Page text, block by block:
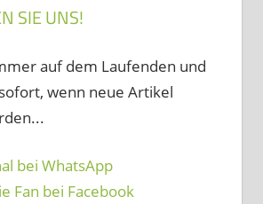
SIE UNS!
auf dem Laufenden und
wenn neue Artikel
bei WhatsApp
Fan bei Facebook